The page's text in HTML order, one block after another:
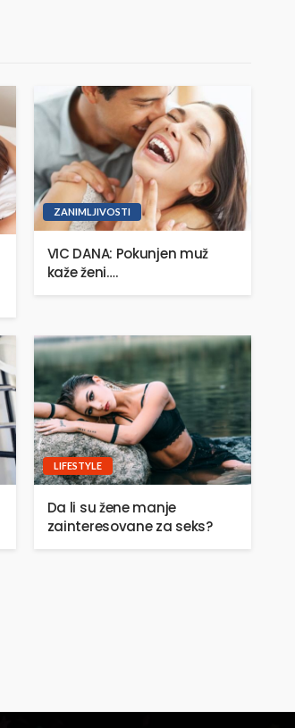
ZANIMLJIVOSTI
VIC DANA: Pokunjen muž
kaže ženi….
LIFESTYLE
Da li su žene manje
zainteresovane za seks?